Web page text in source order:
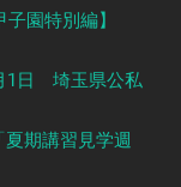
園特別編】
1日 埼玉県公私
期講習見学週